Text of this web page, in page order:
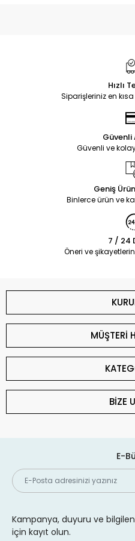
Hızlı
Siparişleriniz en
Güvenli
Güvenli ve
Geniş
Binlerce ürün ve
7 / 24
Öneri ve
MÜŞTERİ
BİZE
E-
Kampanya, duyuru ve
için kayıt olun.